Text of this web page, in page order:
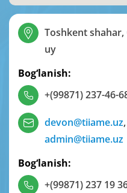
Toshkent shahar,
uy
Bog‘lanish:
+(99871) 237-46-
devon@tiiame.uz,
admin@tiiame.uz
Bog‘lanish:
+(99871) 237 19